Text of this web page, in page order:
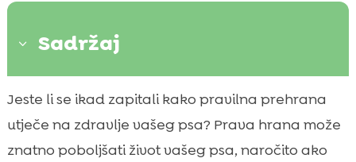
3 Sadržaj
 Što je hipoalergena hrana za pse?
 Najčešći alergeni u hrani za pse
 Hipoalergena hrana za pse
Jeste li se ikad zapitali kako pravilna prehrana
utječe na zdravlje vašeg psa? Prava hrana može
znatno poboljšati život vašeg psa, naročito ako